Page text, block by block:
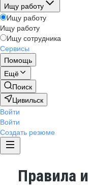
Ищу работу
Ищу работу
Ищу работу
Ищу сотрудника
Сервисы
Помощь
Ещё
Поиск
Цивильск
Войти
Войти
Создать резюме
Правила